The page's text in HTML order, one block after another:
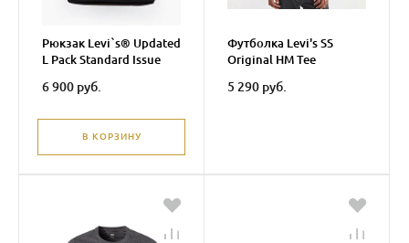
Рюкзак Levi`s® Updated
L Pack Standard Issue
6 900 руб.
В КОРЗИНУ
Футболка Levi's SS
Original HM Tee
5 290 руб.